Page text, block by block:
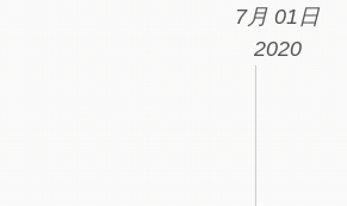
7月 01日
2020